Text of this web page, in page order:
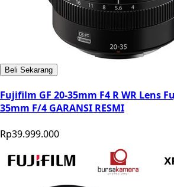
Beli Sekarang
Fujifilm GF 20-35mm F4 R WR Lens
35mm F/4 GARANSI RESMI
Rp39.999.000